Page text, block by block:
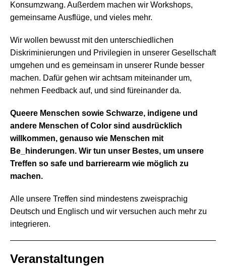
Konsumzwang. Außerdem machen wir Workshops,
gemeinsame Ausflüge, und vieles mehr.
Wir wollen bewusst mit den unterschiedlichen
Diskriminierungen und Privilegien in unserer Gesellschaft
umgehen und es gemeinsam in unserer Runde besser
machen. Dafür gehen wir achtsam miteinander um,
nehmen Feedback auf, und sind füreinander da.
Queere Menschen sowie Schwarze, indigene und
andere Menschen of Color sind ausdrücklich
willkommen, genauso wie Menschen mit
Be_hinderungen. Wir tun unser Bestes, um unsere
Treffen so safe und barrierearm wie möglich zu
machen.
Alle unsere Treffen sind mindestens zweisprachig
Deutsch und Englisch und wir versuchen auch mehr zu
integrieren.
Veranstaltungen